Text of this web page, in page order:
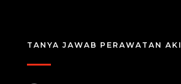
TANYA JAWAB PERAWATAN AKI